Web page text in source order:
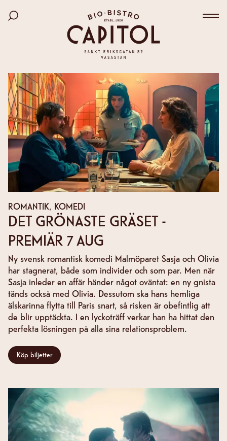
huvudinnehåll
Bio Capitol
Sök bland filmer
ROMANTIK, KOMEDI
DET GRÖNASTE GRÄSET -
PREMIÄR 7 AUG
Ny svensk romantisk komedi Malmöparet Sasja och Olivia
har stagnerat, både som individer och som par. Men när
Sasja inleder en affär händer något oväntat: en ny gnista
tänds också med Olivia. Dessutom ska hans hemliga
älskarinna flytta till Paris snart, så risken är obefintlig att
de blir upptäckta. I en lyckoträff verkar han ha hittat den
perfekta lösningen på alla sina relationsproblem.
Köp biljetter